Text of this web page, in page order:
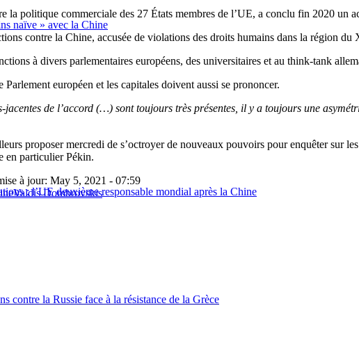
naïve » avec la Chine
la politique commerciale des 27 États membres de l’UE, a conclu fin 2020 un
contre la Chine, accusée de violations des droits humains dans la région du
à divers parlementaires européens, des universitaires et au think-tank
européen et les capitales doivent aussi se prononcer.
jacentes de l’accord (…) sont toujours très présentes, il y a toujours une
proposer mercredi de s’octroyer de nouveaux pouvoirs pour enquêter sur
en particulier Pékin.
: l’UE deuxième responsable mondial après la Chine
à jour: May 5, 2021 - 07:59
Valdis Dombrovskis
contre la Russie face à la résistance de la Grèce